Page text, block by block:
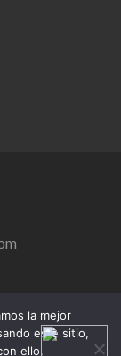
la mejor
este sitio,
ello.